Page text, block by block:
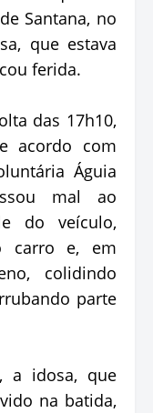
Santana, no
que estava
ferida.
das 17h10,
acordo com
Águia
mal ao
do veículo,
carro e, em
colidindo
parte
a idosa, que
na batida,